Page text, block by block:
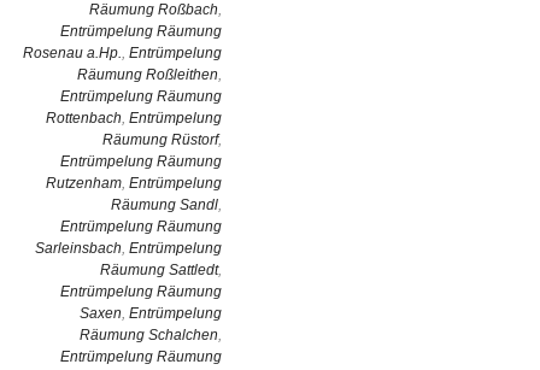
Räumung Roßbach,
Entrümpelung Räumung
Rosenau a.Hp., Entrümpelung
Räumung Roßleithen,
Entrümpelung Räumung
Rottenbach, Entrümpelung
Räumung Rüstorf,
Entrümpelung Räumung
Rutzenham, Entrümpelung
Räumung Sandl,
Entrümpelung Räumung
Sarleinsbach, Entrümpelung
Räumung Sattledt,
Entrümpelung Räumung
Saxen, Entrümpelung
Räumung Schalchen,
Entrümpelung Räumung